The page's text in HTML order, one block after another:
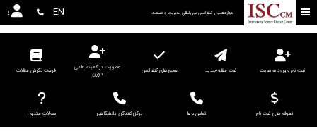
دوازدهمین كنفرانس بين‌المللي مديريت و صنعت EN
ثبت نام و ورود به سایت ثبت مقاله جدید محورهای کنفرانس
عضویت در کمیته علمی
داوران
فرمت نگارش مقالات
تعرفه های ثبت نام تماس با ما برگزارکنندگان دانشگاهی سوالات متداول